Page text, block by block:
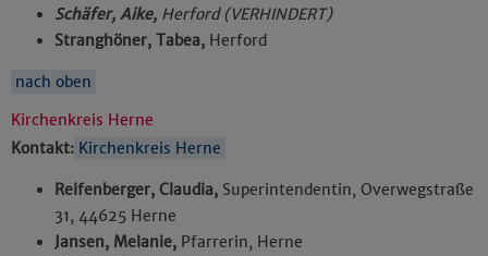
Schäfer, Aike, Herford (VERHINDERT)
Stranghöner, Tabea, Herford
nach oben
Kirchenkreis Herne
Kontakt: Kirchenkreis Herne
Reifenberger, Claudia, Superintendentin, Overwegstraße
31, 44625 Herne
Jansen, Melanie, Pfarrerin, Herne